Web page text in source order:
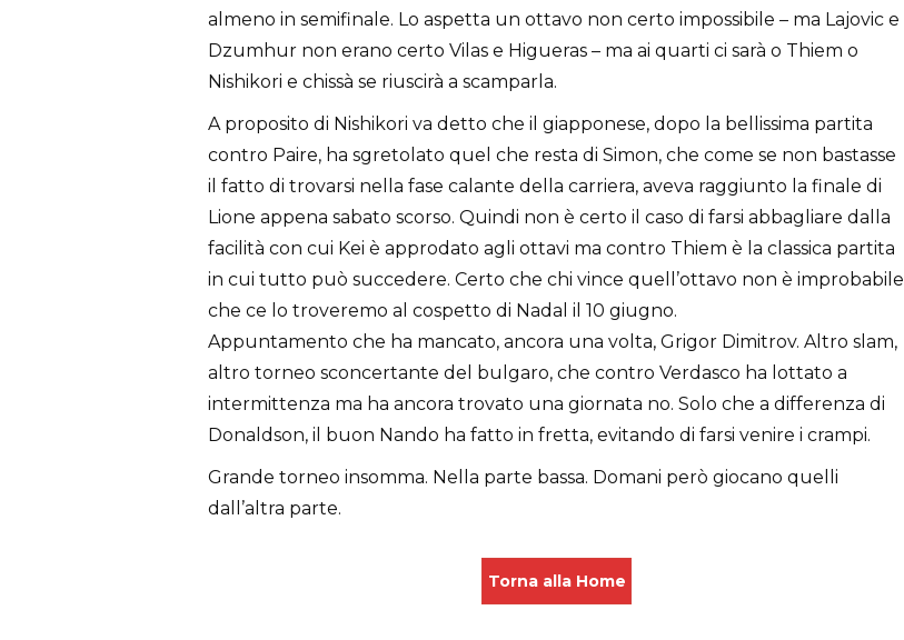
almeno in semifinale. Lo aspetta un ottavo non certo impossibile – ma Lajovic e
Dzumhur non erano certo Vilas e Higueras – ma ai quarti ci sarà o Thiem o
Nishikori e chissà se riuscirà a scamparla.
A proposito di Nishikori va detto che il giapponese, dopo la bellissima partita
contro Paire, ha sgretolato quel che resta di Simon, che come se non bastasse
il fatto di trovarsi nella fase calante della carriera, aveva raggiunto la finale di
Lione appena sabato scorso. Quindi non è certo il caso di farsi abbagliare dalla
facilità con cui Kei è approdato agli ottavi ma contro Thiem è la classica partita
in cui tutto può succedere. Certo che chi vince quell’ottavo non è improbabile
che ce lo troveremo al cospetto di Nadal il 10 giugno.
Appuntamento che ha mancato, ancora una volta, Grigor Dimitrov. Altro slam,
altro torneo sconcertante del bulgaro, che contro Verdasco ha lottato a
intermittenza ma ha ancora trovato una giornata no. Solo che a differenza di
Donaldson, il buon Nando ha fatto in fretta, evitando di farsi venire i crampi.
Grande torneo insomma. Nella parte bassa. Domani però giocano quelli
dall’altra parte.
Torna alla Home